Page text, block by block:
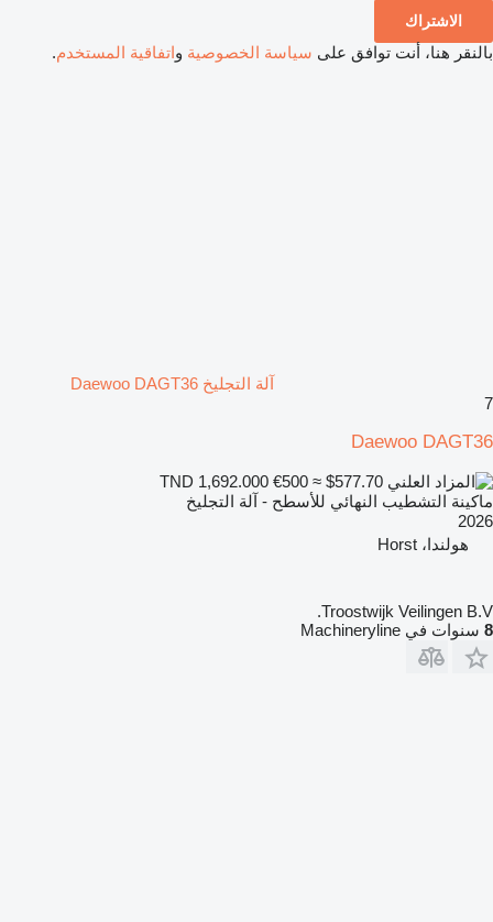
الاشتراك
بالنقر هنا، أنت توافق على سياسة الخصوصية واتفاقية المستخدم.
آلة التجليخ Daewoo DAGT36
7
Daewoo DAGT36
€500 ≈ $577.70
ماكينة التشطيب النهائي للأسطح - آلة التجليخ
2026
هولندا، Horst
Troostwijk Veilingen B.V.
8 سنوات في Machineryline